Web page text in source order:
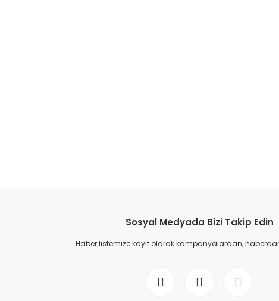
Sosyal Medyada Bizi Takip Edin
Haber listemize kayıt olarak kampanyalardan,